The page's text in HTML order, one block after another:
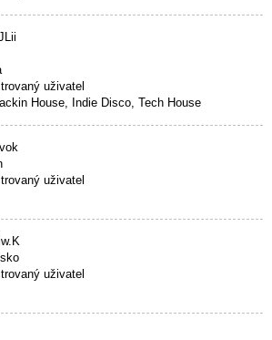
uživatel
House, Indie Disco, Tech House
uživatel
uživatel